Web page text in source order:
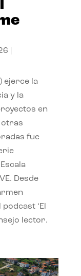
ejerce la
y la
en
otras
fue
Desde
‘El
lector.